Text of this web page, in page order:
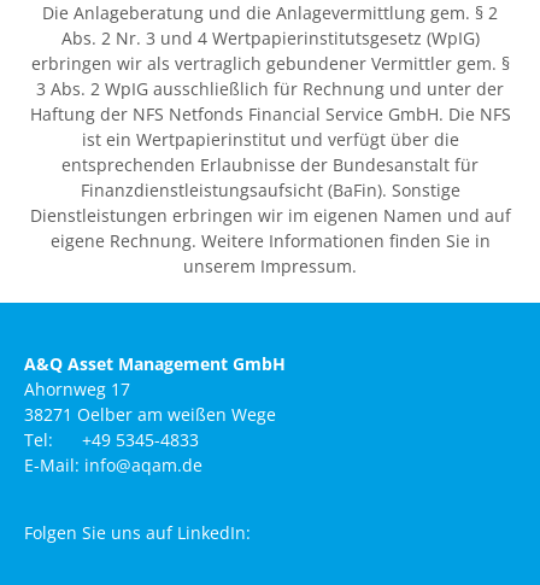
Die Anlageberatung und die Anlagevermittlung gem. § 2
Abs. 2 Nr. 3 und 4 Wertpapierinstitutsgesetz (WpIG)
erbringen wir als vertraglich gebundener Vermittler gem. §
3 Abs. 2 WpIG ausschließlich für Rechnung und unter der
Haftung der NFS Netfonds Financial Service GmbH. Die NFS
ist ein Wertpapierinstitut und verfügt über die
entsprechenden Erlaubnisse der Bundesanstalt für
Finanzdienstleistungsaufsicht (BaFin). Sonstige
Dienstleistungen erbringen wir im eigenen Namen und auf
eigene Rechnung. Weitere Informationen finden Sie in
unserem Impressum.
A&Q Asset Management GmbH
Ahornweg 17
38271 Oelber am weißen Wege
Tel: +49 5345-4833
E-Mail: info@aqam.de
Folgen Sie uns auf LinkedIn: